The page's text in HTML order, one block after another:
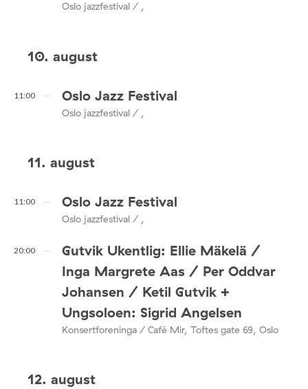
Oslo jazzfestival / ,
10. august
11:00 Oslo Jazz Festival
Oslo jazzfestival / ,
11. august
11:00 Oslo Jazz Festival
Oslo jazzfestival / ,
20:00
Gutvik Ukentlig: Ellie Mäkelä /
Inga Margrete Aas / Per Oddvar
Johansen / Ketil Gutvik +
Ungsoloen: Sigrid Angelsen
Konsertforeninga / Café Mir, Toftes gate 69, Oslo
12. august